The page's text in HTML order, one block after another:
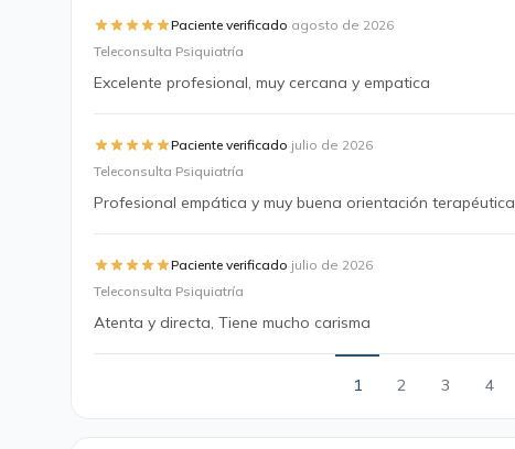
Paciente verificado·agosto de 2026
Teleconsulta Psiquiatría
Excelente profesional, muy cercana y empatica
Paciente verificado·julio de 2026
Teleconsulta Psiquiatría
Profesional empática y muy buena orientación terapéutica
Paciente verificado·julio de 2026
Teleconsulta Psiquiatría
Atenta y directa, Tiene mucho carisma
1 2 3 4